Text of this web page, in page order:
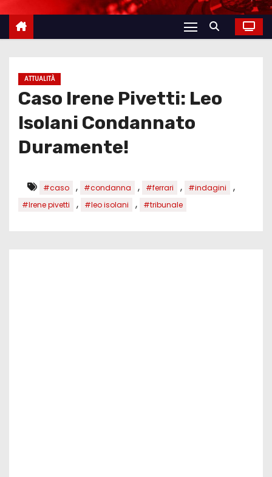
ATTUALITÀ
Caso Irene Pivetti: Leo
Isolani Condannato
Duramente!
#caso , #condanna , #ferrari , #indagini ,
#Irene pivetti , #leo isolani , #tribunale